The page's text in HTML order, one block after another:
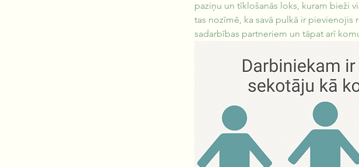
paziņu un tīklošanās loks, kuram bieži
tas nozīmē, ka savā pulkā ir
sadarbības partneriem un tāpat arī